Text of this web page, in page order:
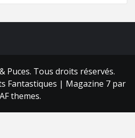
Puces. Tous droits réservés.
Fantastiques | Magazine 7 par
AF themes.